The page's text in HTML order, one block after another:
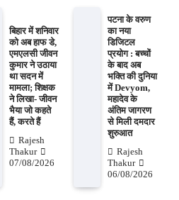
बिहार में शनिवार
को अब हाफ डे,
एमएलसी जीवन
कुमार ने उठाया
था सदन में
मामला; शिक्षक
ने लिखा- जीवन
भैया जो कहते
हैं, करते हैं
Rajesh
Thakur
07/08/2026
पटना के वरुण
का नया
डिजिटल
प्रयोग : बच्चों
के बाद अब
भक्ति की दुनिया
में Devyom,
महादेव के
अंतिम जागरण
से मिली दमदार
शुरुआत
Rajesh
Thakur
06/08/2026